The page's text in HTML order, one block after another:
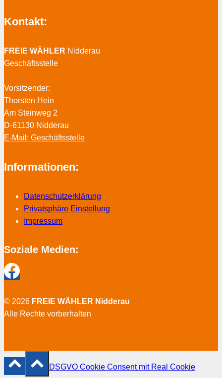
Kontakt:
FREIE WÄHLER Nidderau
Geschäftsstelle
Vorsitzender:
Thorsten Hein
Am Steinweg 2
D-61130 Nidderau
E-Mail: Geschäftsstelle
Informationen:
Datenschutzerklärung
Privatsphäre Einstellung
Impressum
Soziale Medien:
© 2026 FREIE WÄHLER Nidderau
Alle Rechte vorberhalten
DSGVO Cookie Consent mit Real Cookie